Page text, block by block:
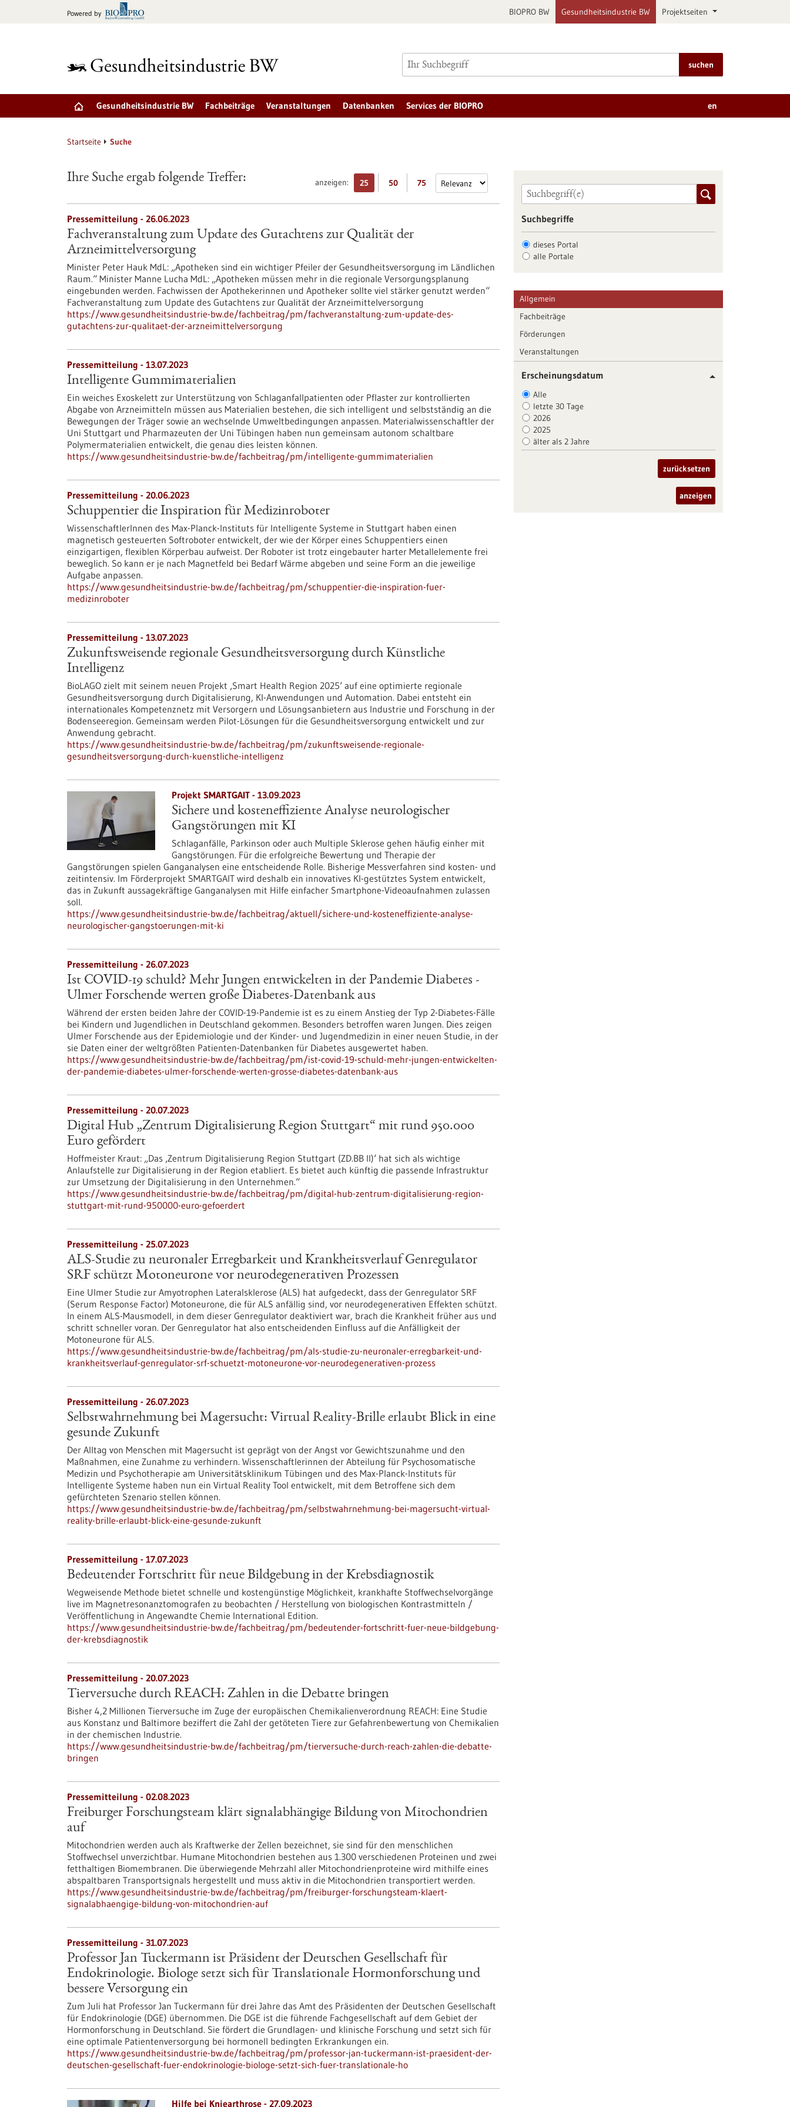
Powered by BIOPRO BW Gesundheitsindustrie BW Projektseiten
suchen
Gesundheitsindustrie BW Fachbeiträge Veranstaltungen Datenbanken Services der BIOPRO en
Startseite Suche
anzeigen: 25 50 75
Ihre Suche ergab folgende Treffer:
Pressemitteilung - 26.06.2023
Fachveranstaltung zum Update des Gutachtens zur Qualität der
Arzneimittelversorgung
Minister Peter Hauk MdL: „Apotheken sind ein wichtiger Pfeiler der Gesundheitsversorgung im Ländlichen
Raum.“ Minister Manne Lucha MdL: „Apotheken müssen mehr in die regionale Versorgungsplanung
eingebunden werden. Fachwissen der Apothekerinnen und Apotheker sollte viel stärker genutzt werden“
Fachveranstaltung zum Update des Gutachtens zur Qualität der Arzneimittelversorgung
https://www.gesundheitsindustrie-bw.de/fachbeitrag/pm/fachveranstaltung-zum-update-des-
gutachtens-zur-qualitaet-der-arzneimittelversorgung
Pressemitteilung - 13.07.2023
Intelligente Gummimaterialien
Ein weiches Exoskelett zur Unterstützung von Schlaganfallpatienten oder Pflaster zur kontrollierten
Abgabe von Arzneimitteln müssen aus Materialien bestehen, die sich intelligent und selbstständig an die
Bewegungen der Träger sowie an wechselnde Umweltbedingungen anpassen. Materialwissenschaftler der
Uni Stuttgart und Pharmazeuten der Uni Tübingen haben nun gemeinsam autonom schaltbare
Polymermaterialien entwickelt, die genau dies leisten können.
https://www.gesundheitsindustrie-bw.de/fachbeitrag/pm/intelligente-gummimaterialien
Pressemitteilung - 20.06.2023
Schuppentier die Inspiration für Medizinroboter
WissenschaftlerInnen des Max-Planck-Instituts für Intelligente Systeme in Stuttgart haben einen
magnetisch gesteuerten Softroboter entwickelt, der wie der Körper eines Schuppentiers einen
einzigartigen, flexiblen Körperbau aufweist. Der Roboter ist trotz eingebauter harter Metallelemente frei
beweglich. So kann er je nach Magnetfeld bei Bedarf Wärme abgeben und seine Form an die jeweilige
Aufgabe anpassen.
https://www.gesundheitsindustrie-bw.de/fachbeitrag/pm/schuppentier-die-inspiration-fuer-
medizinroboter
Pressemitteilung - 13.07.2023
Zukunftsweisende regionale Gesundheitsversorgung durch Künstliche
Intelligenz
BioLAGO zielt mit seinem neuen Projekt ‚Smart Health Region 2025‘ auf eine optimierte regionale
Gesundheitsversorgung durch Digitalisierung, KI-Anwendungen und Automation. Dabei entsteht ein
internationales Kompetenznetz mit Versorgern und Lösungsanbietern aus Industrie und Forschung in der
Bodenseeregion. Gemeinsam werden Pilot-Lösungen für die Gesundheitsversorgung entwickelt und zur
Anwendung gebracht.
https://www.gesundheitsindustrie-bw.de/fachbeitrag/pm/zukunftsweisende-regionale-
gesundheitsversorgung-durch-kuenstliche-intelligenz
Projekt SMARTGAIT - 13.09.2023
Sichere und kosteneffiziente Analyse neurologischer
Gangstörungen mit KI
Schlaganfälle, Parkinson oder auch Multiple Sklerose gehen häufig einher mit
Gangstörungen. Für die erfolgreiche Bewertung und Therapie der
Gangstörungen spielen Ganganalysen eine entscheidende Rolle. Bisherige Messverfahren sind kosten- und
zeitintensiv. Im Förderprojekt SMARTGAIT wird deshalb ein innovatives KI-gestütztes System entwickelt,
das in Zukunft aussagekräftige Ganganalysen mit Hilfe einfacher Smartphone-Videoaufnahmen zulassen
soll.
https://www.gesundheitsindustrie-bw.de/fachbeitrag/aktuell/sichere-und-kosteneffiziente-analyse-
neurologischer-gangstoerungen-mit-ki
Pressemitteilung - 26.07.2023
Ist COVID-19 schuld? Mehr Jungen entwickelten in der Pandemie Diabetes -
Ulmer Forschende werten große Diabetes-Datenbank aus
Während der ersten beiden Jahre der COVID-19-Pandemie ist es zu einem Anstieg der Typ 2-Diabetes-Fälle
bei Kindern und Jugendlichen in Deutschland gekommen. Besonders betroffen waren Jungen. Dies zeigen
Ulmer Forschende aus der Epidemiologie und der Kinder- und Jugendmedizin in einer neuen Studie, in der
sie Daten einer der weltgrößten Patienten-Datenbanken für Diabetes ausgewertet haben.
https://www.gesundheitsindustrie-bw.de/fachbeitrag/pm/ist-covid-19-schuld-mehr-jungen-entwickelten-
der-pandemie-diabetes-ulmer-forschende-werten-grosse-diabetes-datenbank-aus
Pressemitteilung - 20.07.2023
Digital Hub „Zentrum Digitalisierung Region Stuttgart“ mit rund 950.000
Euro gefördert
Hoffmeister Kraut: „Das ‚Zentrum Digitalisierung Region Stuttgart (ZD.BB II)‘ hat sich als wichtige
Anlaufstelle zur Digitalisierung in der Region etabliert. Es bietet auch künftig die passende Infrastruktur
zur Umsetzung der Digitalisierung in den Unternehmen.“
https://www.gesundheitsindustrie-bw.de/fachbeitrag/pm/digital-hub-zentrum-digitalisierung-region-
stuttgart-mit-rund-950000-euro-gefoerdert
Pressemitteilung - 25.07.2023
ALS-Studie zu neuronaler Erregbarkeit und Krankheitsverlauf Genregulator
SRF schützt Motoneurone vor neurodegenerativen Prozessen
Eine Ulmer Studie zur Amyotrophen Lateralsklerose (ALS) hat aufgedeckt, dass der Genregulator SRF
(Serum Response Factor) Motoneurone, die für ALS anfällig sind, vor neurodegenerativen Effekten schützt.
In einem ALS-Mausmodell, in dem dieser Genregulator deaktiviert war, brach die Krankheit früher aus und
schritt schneller voran. Der Genregulator hat also entscheidenden Einfluss auf die Anfälligkeit der
Motoneurone für ALS.
https://www.gesundheitsindustrie-bw.de/fachbeitrag/pm/als-studie-zu-neuronaler-erregbarkeit-und-
krankheitsverlauf-genregulator-srf-schuetzt-motoneurone-vor-neurodegenerativen-prozess
Pressemitteilung - 26.07.2023
Selbstwahrnehmung bei Magersucht: Virtual Reality-Brille erlaubt Blick in eine
gesunde Zukunft
Der Alltag von Menschen mit Magersucht ist geprägt von der Angst vor Gewichtszunahme und den
Maßnahmen, eine Zunahme zu verhindern. Wissenschaftlerinnen der Abteilung für Psychosomatische
Medizin und Psychotherapie am Universitätsklinikum Tübingen und des Max-Planck-Instituts für
Intelligente Systeme haben nun ein Virtual Reality Tool entwickelt, mit dem Betroffene sich dem
gefürchteten Szenario stellen können.
https://www.gesundheitsindustrie-bw.de/fachbeitrag/pm/selbstwahrnehmung-bei-magersucht-virtual-
reality-brille-erlaubt-blick-eine-gesunde-zukunft
Pressemitteilung - 17.07.2023
Bedeutender Fortschritt für neue Bildgebung in der Krebsdiagnostik
Wegweisende Methode bietet schnelle und kostengünstige Möglichkeit, krankhafte Stoffwechselvorgänge
live im Magnetresonanztomografen zu beobachten / Herstellung von biologischen Kontrastmitteln /
Veröffentlichung in Angewandte Chemie International Edition.
https://www.gesundheitsindustrie-bw.de/fachbeitrag/pm/bedeutender-fortschritt-fuer-neue-bildgebung-
der-krebsdiagnostik
Pressemitteilung - 20.07.2023
Tierversuche durch REACH: Zahlen in die Debatte bringen
Bisher 4,2 Millionen Tierversuche im Zuge der europäischen Chemikalienverordnung REACH: Eine Studie
aus Konstanz und Baltimore beziffert die Zahl der getöteten Tiere zur Gefahrenbewertung von Chemikalien
in der chemischen Industrie.
https://www.gesundheitsindustrie-bw.de/fachbeitrag/pm/tierversuche-durch-reach-zahlen-die-debatte-
bringen
Pressemitteilung - 02.08.2023
Freiburger Forschungsteam klärt signalabhängige Bildung von Mitochondrien
auf
Mitochondrien werden auch als Kraftwerke der Zellen bezeichnet, sie sind für den menschlichen
Stoffwechsel unverzichtbar. Humane Mitochondrien bestehen aus 1.300 verschiedenen Proteinen und zwei
fetthaltigen Biomembranen. Die überwiegende Mehrzahl aller Mitochondrienproteine wird mithilfe eines
abspaltbaren Transportsignals hergestellt und muss aktiv in die Mitochondrien transportiert werden.
https://www.gesundheitsindustrie-bw.de/fachbeitrag/pm/freiburger-forschungsteam-klaert-
signalabhaengige-bildung-von-mitochondrien-auf
Pressemitteilung - 31.07.2023
Professor Jan Tuckermann ist Präsident der Deutschen Gesellschaft für
Endokrinologie. Biologe setzt sich für Translationale Hormonforschung und
bessere Versorgung ein
Zum Juli hat Professor Jan Tuckermann für drei Jahre das Amt des Präsidenten der Deutschen Gesellschaft
für Endokrinologie (DGE) übernommen. Die DGE ist die führende Fachgesellschaft auf dem Gebiet der
Hormonforschung in Deutschland. Sie fördert die Grundlagen- und klinische Forschung und setzt sich für
eine optimale Patientenversorgung bei hormonell bedingten Erkrankungen ein.
https://www.gesundheitsindustrie-bw.de/fachbeitrag/pm/professor-jan-tuckermann-ist-praesident-der-
deutschen-gesellschaft-fuer-endokrinologie-biologe-setzt-sich-fuer-translationale-ho
Hilfe bei Kniearthrose - 27.09.2023
Suchbegriffe
dieses Portal
alle Portale
Allgemein
Fachbeiträge
Förderungen
Veranstaltungen
Erscheinungsdatum
Alle
letzte 30 Tage
2026
2025
älter als 2 Jahre
zurücksetzen
anzeigen